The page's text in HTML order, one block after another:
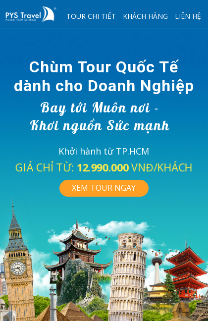
TOUR CHI TIẾT KHÁCH HÀNG LIÊN HỆ
Khởi hành từ TP.HCM
XEM TOUR NGAY
Chùm Tour Quốc Tế
dành cho Doanh Nghiệp
Bay tới Muôn nơi -
Khơi nguồn Sức mạnh
GIÁ CHỈ TỪ: 12.990.000VNĐ/KHÁCH